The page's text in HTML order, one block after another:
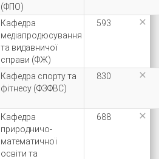
(ФПО)
Кафедра
медіапродюсування
та видавничої
справи (ФЖ)
593 
Кафедра спорту та
фітнесу (ФЗФВС)
830 
Кафедра
природничо-
математичної
освіти та
688 